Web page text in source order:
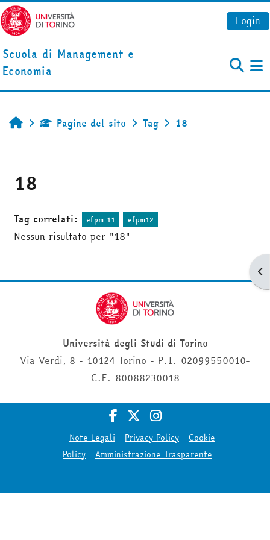
Vai al contenuto principale
Login
Scuola di Management e
Economia
HomePagine del sito Tag 18
18
Tag correlati: efpm 11 efpm12
Nessun risultato per "18"
Università degli Studi di Torino
Via Verdi, 8 - 10124 Torino - P.I. 02099550010-
C.F. 80088230018
Note Legali Privacy Policy
Cookie
Policy
Amministrazione Trasparente